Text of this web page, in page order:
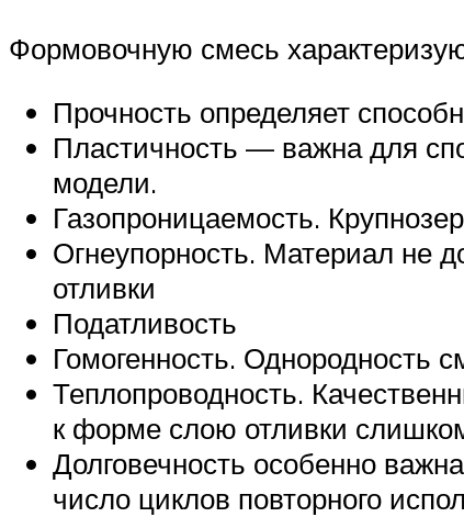
Формовочную смесь
Прочность определяет
Пластичность — важна для
модели.
Газопроницаемость.
Огнеупорность. Материал не
отливки
Податливость
Гомогенность. Однородность
Теплопроводность.
к форме слою отливки
Долговечность особенно
число циклов повторного